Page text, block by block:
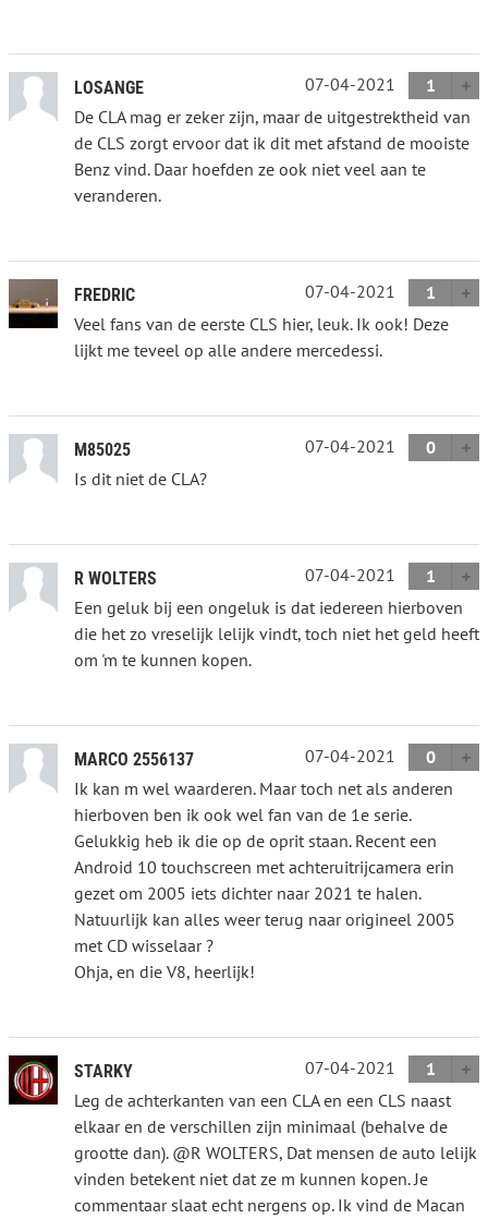
LOSANGE 07-04-2021
1
De CLA mag er zeker zijn, maar de uitgestrektheid van
de CLS zorgt ervoor dat ik dit met afstand de mooiste
Benz vind. Daar hoefden ze ook niet veel aan te
veranderen.
FREDRIC 07-04-2021
1
Veel fans van de eerste CLS hier, leuk. Ik ook! Deze
lijkt me teveel op alle andere mercedessi.
M85025 07-04-2021
0
Is dit niet de CLA?
R WOLTERS 07-04-2021
1
Een geluk bij een ongeluk is dat iedereen hierboven
die het zo vreselijk lelijk vindt, toch niet het geld heeft
om 'm te kunnen kopen.
MARCO 2556137 07-04-2021
0
Ik kan m wel waarderen. Maar toch net als anderen
hierboven ben ik ook wel fan van de 1e serie.
Gelukkig heb ik die op de oprit staan. Recent een
Android 10 touchscreen met achteruitrijcamera erin
gezet om 2005 iets dichter naar 2021 te halen.
Natuurlijk kan alles weer terug naar origineel 2005
met CD wisselaar ?
Ohja, en die V8, heerlijk!
STARKY 07-04-2021
1
Leg de achterkanten van een CLA en een CLS naast
elkaar en de verschillen zijn minimaal (behalve de
grootte dan). @R WOLTERS, Dat mensen de auto lelijk
vinden betekent niet dat ze m kunnen kopen. Je
commentaar slaat echt nergens op. Ik vind de Macan